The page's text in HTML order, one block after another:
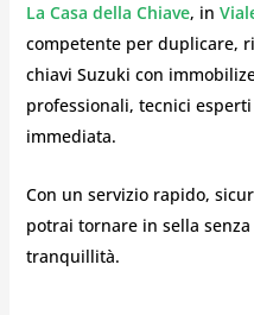
La Casa della Chiave, in
competente per duplicare,
chiavi Suzuki con
professionali, tecnici esperti
immediata.
Con un servizio rapido,
potrai tornare in sella
tranquillità.